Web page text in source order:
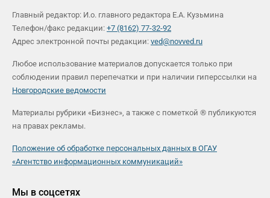
Главный редактор: И.о. главного редактора Е.А. Кузьмина
Телефон/факс редакции: +7 (8162) 77-32-92
Адрес электронной почты редакции: ved@novved.ru
Любое использование материалов допускается только при
соблюдении правил перепечатки и при наличии гиперссылки на
Новгородские ведомости
Материалы рубрики «Бизнес», а также с пометкой ® публикуются
на правах рекламы.
Положение об обработке персональных данных в ОГАУ
«Агентство информационных коммуникаций»
Мы в соцсетях